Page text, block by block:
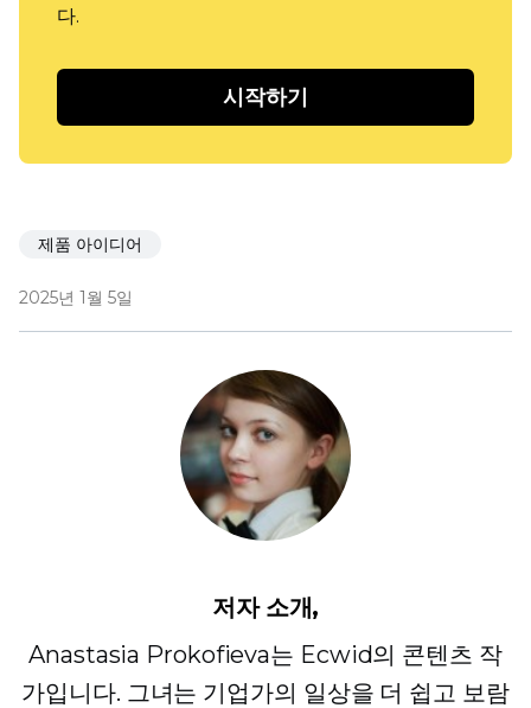
다.
시작하기
제품 아이디어
2025년 1월 5일
저자 소개,
Anastasia Prokofieva는 Ecwid의 콘텐츠 작
가입니다. 그녀는 기업가의 일상을 더 쉽고 보람